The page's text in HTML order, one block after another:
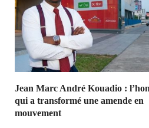
Jean Marc André Kouadio :
qui a transformé une amende en
mouvement